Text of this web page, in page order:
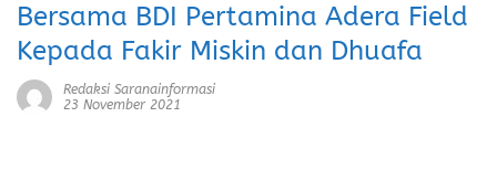
Bersama BDI Pertamina Adera Field
Kepada Fakir Miskin dan Dhuafa
Redaksi Saranainformasi
23 November 2021